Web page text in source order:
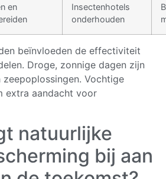
en
Insectenhotels
onderhouden
beïnvloeden de effectiviteit
Droge, zonnige dagen zijn
Vochtige
extra aandacht voor
natuurlijke
bij aan